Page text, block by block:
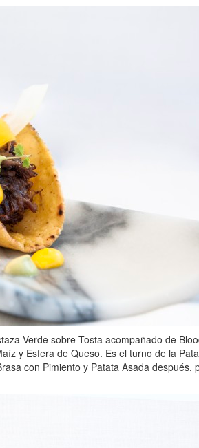
Verde sobre Tosta acompañado de
y Esfera de Queso. Es el turno de la
con Pimiento y Patata Asada